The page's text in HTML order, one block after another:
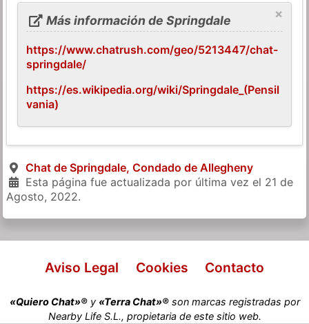
×
Más información de Springdale
https://www.chatrush.com/geo/5213447/chat-
springdale/
https://es.wikipedia.org/wiki/Springdale_(Pensil
vania)
Chat de Springdale, Condado de Allegheny
Esta página fue actualizada por última vez el 21 de
Agosto, 2022.
Aviso Legal Cookies Contacto
«Quiero Chat»®y «Terra Chat»®son marcas registradas por
Nearby Life S.L., propietaria de este sitio web.